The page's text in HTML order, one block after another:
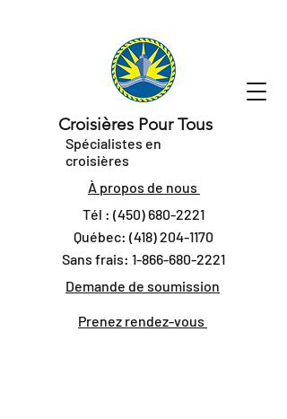
Croisières Pour Tous
Spécialistes en
croisières
À propos de nous
Tél : (450) 680-2221
Québec: (418) 204-1170
Sans frais: 1-866-680-2221
Demande de soumission
Prenez rendez-vous